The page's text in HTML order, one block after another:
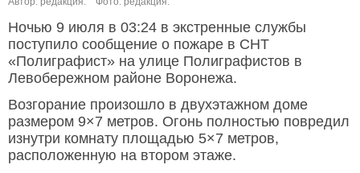
Ночью 9 июля в 03:24 в экстренные службы
поступило сообщение о пожаре в СНТ
«Полиграфист» на улице Полиграфистов в
Левобережном районе Воронежа.
Возгорание произошло в двухэтажном доме
размером 9×7 метров. Огонь полностью повредил
изнутри комнату площадью 5×7 метров,
расположенную на втором этаже.